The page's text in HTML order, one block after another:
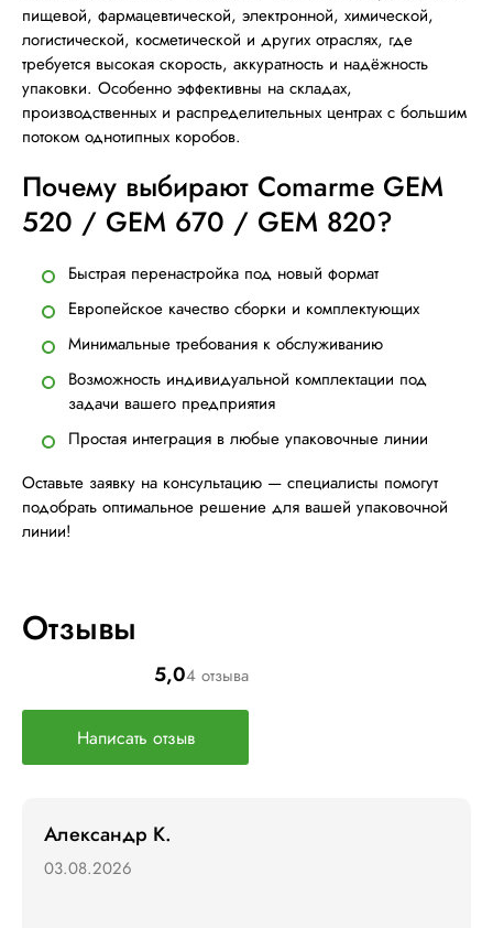
пищевой, фармацевтической, электронной, химической,
логистической, косметической и других отраслях, где
требуется высокая скорость, аккуратность и надёжность
упаковки. Особенно эффективны на складах,
производственных и распределительных центрах с большим
потоком однотипных коробов.
Почему выбирают Comarme GEM
520 / GEM 670 / GEM 820?
Быстрая перенастройка под новый формат
Европейское качество сборки и комплектующих
Минимальные требования к обслуживанию
Возможность индивидуальной комплектации под
задачи вашего предприятия
Простая интеграция в любые упаковочные линии
Оставьте заявку на консультацию — специалисты помогут
подобрать оптимальное решение для вашей упаковочной
линии!
Отзывы
5,04 отзыва
Написать отзыв
Александр К.
03.08.2026